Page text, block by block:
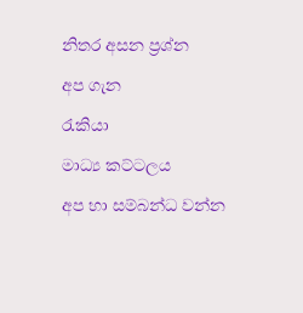
නිතර අසන ප්‍රශ්න
අප ගැන
රැකියා
මාධ්‍ය කට්ටලය
අප හා සම්බන්ධ වන්න